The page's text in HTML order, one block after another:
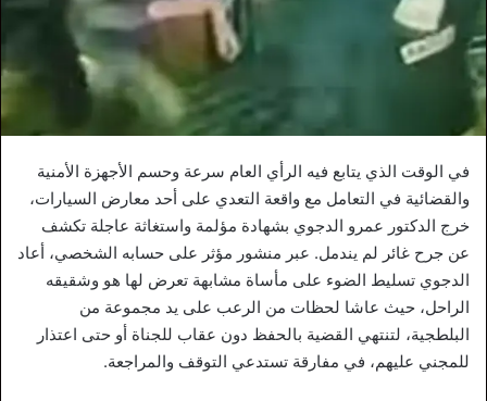
في الوقت الذي يتابع فيه الرأي العام سرعة وحسم الأجهزة الأمنية
والقضائية في التعامل مع واقعة التعدي على أحد معارض السيارات،
خرج الدكتور عمرو الدجوي بشهادة مؤلمة واستغاثة عاجلة تكشف
عن جرح غائر لم يندمل. عبر منشور مؤثر على حسابه الشخصي، أعاد
الدجوي تسليط الضوء على مأساة مشابهة تعرض لها هو وشقيقه
الراحل، حيث عاشا لحظات من الرعب على يد مجموعة من
البلطجية، لتنتهي القضية بالحفظ دون عقاب للجناة أو حتى اعتذار
للمجني عليهم، في مفارقة تستدعي التوقف والمراجعة.